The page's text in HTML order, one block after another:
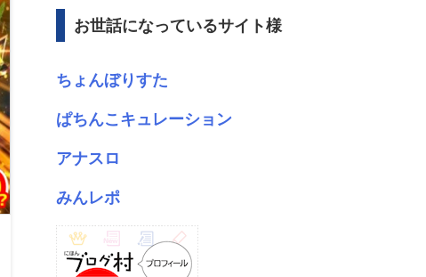
ブ
お世話になっているサイト様
ちょんぼりすた
ぱちんこキュレーション
アナスロ
みんレポ